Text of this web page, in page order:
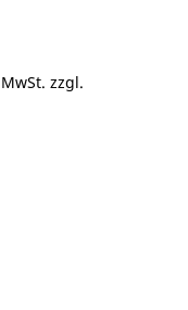
zzgl.